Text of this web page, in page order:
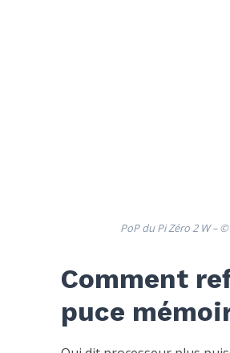
PoP du Pi Zéro 2 W –
Comment
puce